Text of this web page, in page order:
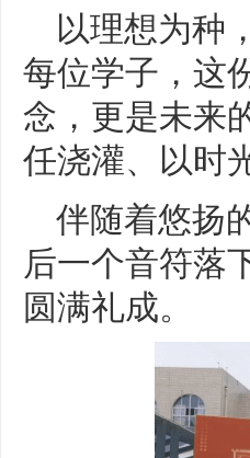
以理想为种
每位学子，这
念，更是未来
任浇灌、以时
伴随着悠扬
后一个音符落
圆满礼成。